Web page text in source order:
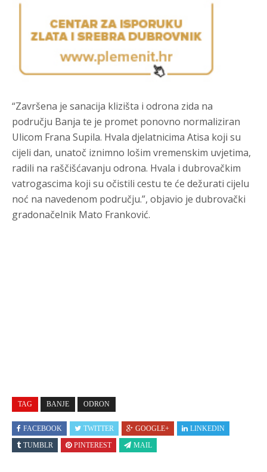
“Završena je sanacija klizišta i odrona zida na
području Banja te je promet ponovno normaliziran
Ulicom Frana Supila. Hvala djelatnicima Atisa koji su
cijeli dan, unatoč iznimno lošim vremenskim uvjetima,
radili na raščišćavanju odrona. Hvala i dubrovačkim
vatrogascima koji su očistili cestu te će dežurati cijelu
noć na navedenom području.”, objavio je dubrovački
gradonačelnik Mato Franković.
TAG BANJE ODRON
FACEBOOK TWITTER GOOGLE+
LINKEDIN
TUMBLR
PINTEREST MAIL